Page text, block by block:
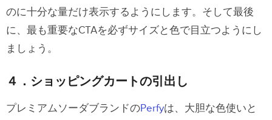
のに十分な量だけ表示するようにします。そして最後
に、最も重要なCTAを必ずサイズと色で目立つようにし
ましょう。
４．ショッピングカートの引出し
プレミアムソーダブランドのPerfyは、大胆な色使いと